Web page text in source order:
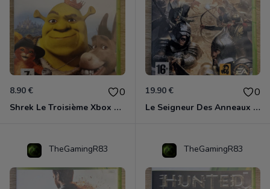
8.90 € 0
Shrek Le Troisième Xbox 360
19.90 € 0
Le Seigneur Des Anneaux - L'âge Des Conquêtes Xbox 360
TheGamingR83 TheGamingR83